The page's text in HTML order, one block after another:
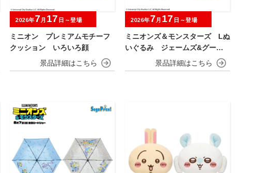
ミニオン プレミアムモチーフ
クッション いろいろ顔
2026年7 月 17 日～登場
ミニオンズ＆モンスターズ Lぬ
いぐるみ ジェームズ&グーミ
2026年7 月 17 日～登場